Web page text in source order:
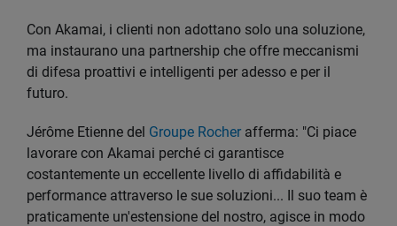
Con Akamai, i clienti non adottano solo una soluzione,
ma instaurano una partnership che offre meccanismi
di difesa proattivi e intelligenti per adesso e per il
futuro.
Jérôme Etienne del Groupe Rocher afferma: "Ci piace
lavorare con Akamai perché ci garantisce
costantemente un eccellente livello di affidabilità e
performance attraverso le sue soluzioni... Il suo team è
praticamente un'estensione del nostro, agisce in modo